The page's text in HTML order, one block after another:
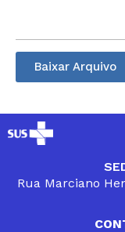
Baixar Arquivo
Rua Marciano